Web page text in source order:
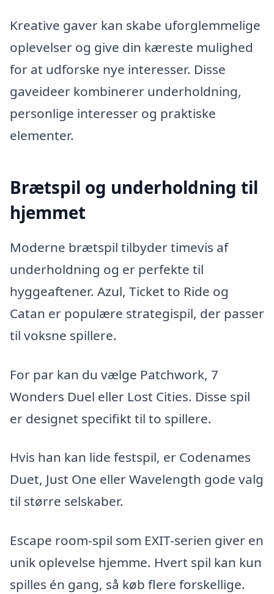
Kreative gaver kan skabe uforglemmelige
oplevelser og give din kæreste mulighed
for at udforske nye interesser. Disse
gaveideer kombinerer underholdning,
personlige interesser og praktiske
elementer.
Brætspil og underholdning til
hjemmet
Moderne brætspil tilbyder timevis af
underholdning og er perfekte til
hyggeaftener. Azul, Ticket to Ride og
Catan er populære strategispil, der passer
til voksne spillere.
For par kan du vælge Patchwork, 7
Wonders Duel eller Lost Cities. Disse spil
er designet specifikt til to spillere.
Hvis han kan lide festspil, er Codenames
Duet, Just One eller Wavelength gode valg
til større selskaber.
Escape room-spil som EXIT-serien giver en
unik oplevelse hjemme. Hvert spil kan kun
spilles én gang, så køb flere forskellige.